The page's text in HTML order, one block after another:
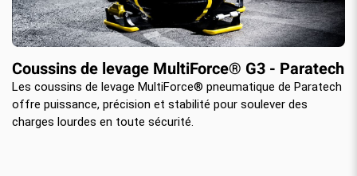
Coussins de levage MultiForce® G3 - Paratech
Les coussins de levage MultiForce® pneumatique de Paratech
offre puissance, précision et stabilité pour soulever des
charges lourdes en toute sécurité.